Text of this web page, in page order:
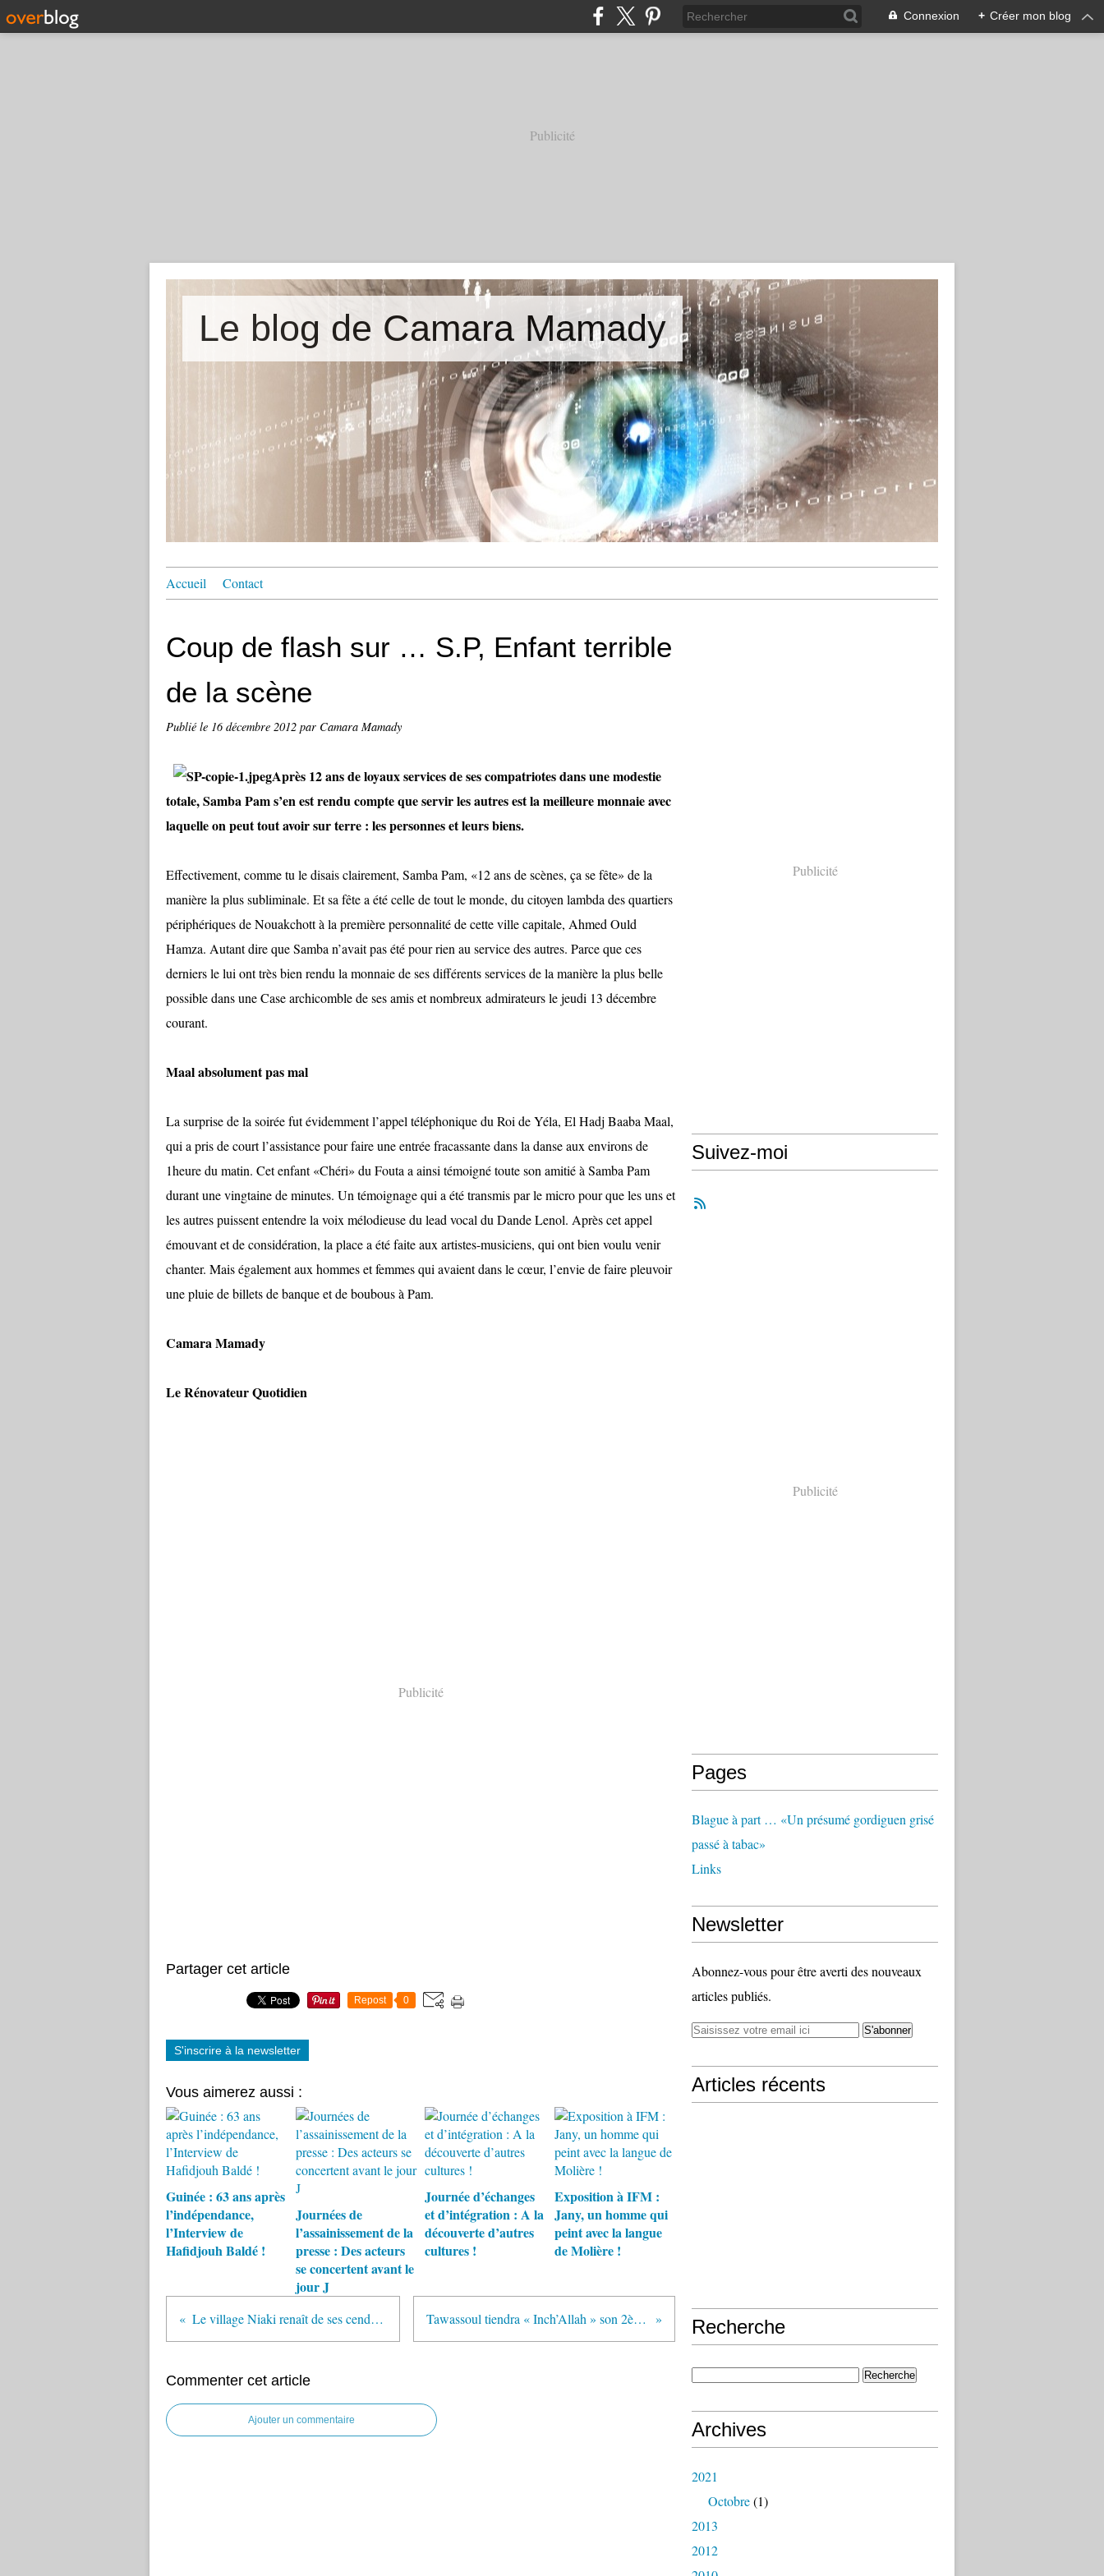
Connexion + Créer mon blog
Publicité
Le blog de Camara Mamady
Accueil Contact
Coup de flash sur … S.P, Enfant terrible
de la scène
Publié le 16 décembre 2012 par Camara Mamady
Après 12 ans de loyaux services de ses compatriotes dans une modestie
totale, Samba Pam s’en est rendu compte que servir les autres est la meilleure monnaie avec
laquelle on peut tout avoir sur terre : les personnes et leurs biens.
Effectivement, comme tu le disais clairement, Samba Pam, «12 ans de scènes, ça se fête» de la
manière la plus subliminale. Et sa fête a été celle de tout le monde, du citoyen lambda des quartiers
périphériques de Nouakchott à la première personnalité de cette ville capitale, Ahmed Ould
Hamza. Autant dire que Samba n’avait pas été pour rien au service des autres. Parce que ces
derniers le lui ont très bien rendu la monnaie de ses différents services de la manière la plus belle
possible dans une Case archicomble de ses amis et nombreux admirateurs le jeudi 13 décembre
courant.
Maal absolument pas mal
La surprise de la soirée fut évidemment l’appel téléphonique du Roi de Yéla, El Hadj Baaba Maal,
qui a pris de court l’assistance pour faire une entrée fracassante dans la danse aux environs de
1heure du matin. Cet enfant «Chéri» du Fouta a ainsi témoigné toute son amitié à Samba Pam
durant une vingtaine de minutes. Un témoignage qui a été transmis par le micro pour que les uns et
les autres puissent entendre la voix mélodieuse du lead vocal du Dande Lenol. Après cet appel
émouvant et de considération, la place a été faite aux artistes-musiciens, qui ont bien voulu venir
chanter. Mais également aux hommes et femmes qui avaient dans le cœur, l’envie de faire pleuvoir
une pluie de billets de banque et de boubous à Pam.
Camara Mamady
Le Rénovateur Quotidien
Publicité
Partager cet article
Repost 0
S'inscrire à la newsletter
Vous aimerez aussi :
Guinée : 63 ans après
l’indépendance,
l’Interview de
Hafidjouh Baldé !
Journées de
l’assainissement de la
presse : Des acteurs
se concertent avant le
jour J
Journée d’échanges
et d’intégration : A la
découverte d’autres
cultures !
Exposition à IFM :
Jany, un homme qui
peint avec la langue
de Molière !
Le village Niaki renaît de ses cendres après… Tawassoul tiendra « Inch’Allah » son 2ème Congrès
Commenter cet article
Ajouter un commentaire
Publicité
Suivez-moi
Publicité
Pages
Blague à part … «Un présumé gordiguen grisé
passé à tabac»
Links
Newsletter
Abonnez-vous pour être averti des nouveaux
articles publiés.
Articles récents
Recherche
Archives
2021
Octobre(1)
2013
2012